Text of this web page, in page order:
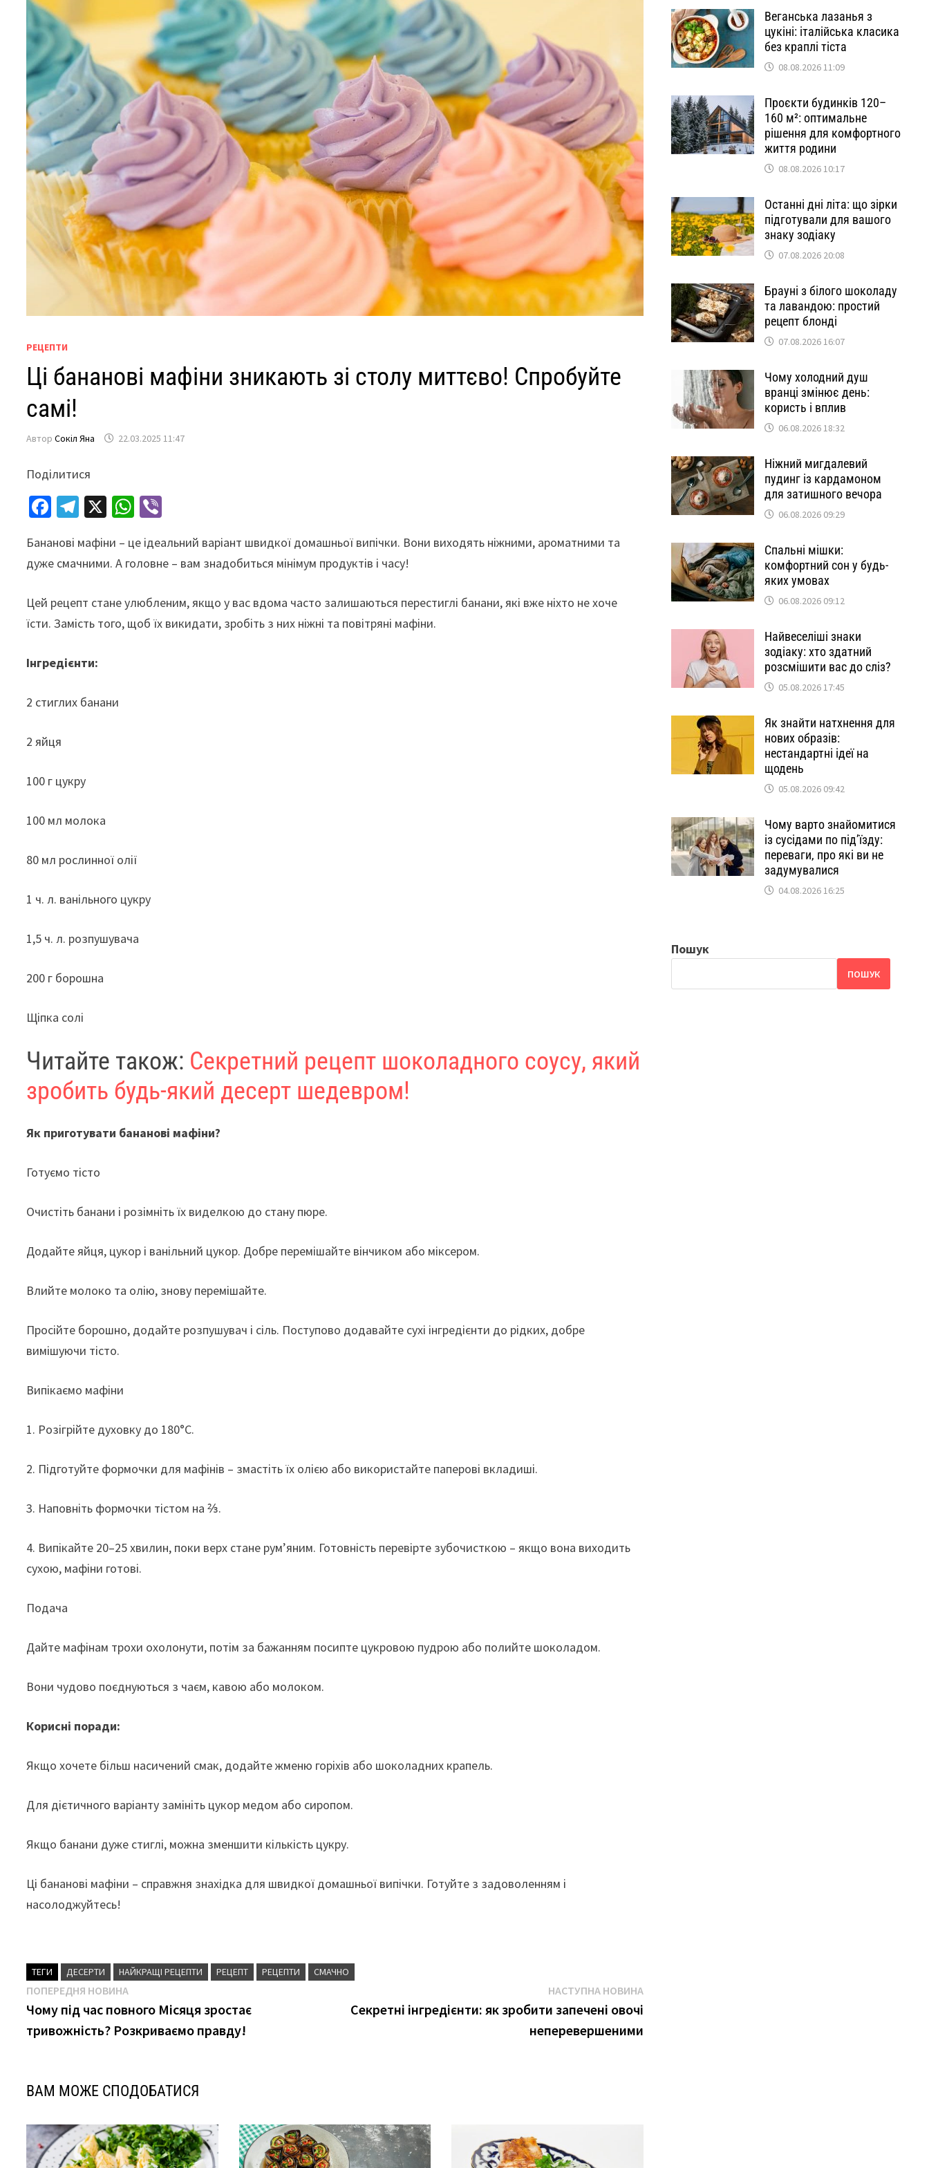
РЕЦЕПТИ
Ці бананові мафіни зникають зі столу миттєво! Спробуйте
самі!
АвторСокіл Яна 22.03.2025 11:47
Поділитися
Fa
b
o
o
k
Te
gr
a
m
X
W
at
sA
p
p
er
Бананові мафіни – це ідеальний варіант швидкої домашньої випічки. Вони виходять ніжними, ароматними та
дуже смачними. А головне – вам знадобиться мінімум продуктів і часу!
Цей рецепт стане улюбленим, якщо у вас вдома часто залишаються перестиглі банани, які вже ніхто не хоче
їсти. Замість того, щоб їх викидати, зробіть з них ніжні та повітряні мафіни.
Інгредієнти:
2 стиглих банани
2 яйця
100 г цукру
100 мл молока
80 мл рослинної олії
1 ч. л. ванільного цукру
1,5 ч. л. розпушувача
200 г борошна
Щіпка солі
Читайте також: Секретний рецепт шоколадного соусу, який
зробить будь-який десерт шедевром!
Як приготувати бананові мафіни?
Готуємо тісто
Очистіть банани і розімніть їх виделкою до стану пюре.
Додайте яйця, цукор і ванільний цукор. Добре перемішайте вінчиком або міксером.
Влийте молоко та олію, знову перемішайте.
Просійте борошно, додайте розпушувач і сіль. Поступово додавайте сухі інгредієнти до рідких, добре
вимішуючи тісто.
Випікаємо мафіни
1. Розігрійте духовку до 180°C.
2. Підготуйте формочки для мафінів – змастіть їх олією або використайте паперові вкладиші.
3. Наповніть формочки тістом на ⅔.
4. Випікайте 20–25 хвилин, поки верх стане рум’яним. Готовність перевірте зубочисткою – якщо вона виходить
сухою, мафіни готові.
Подача
Дайте мафінам трохи охолонути, потім за бажанням посипте цукровою пудрою або полийте шоколадом.
Вони чудово поєднуються з чаєм, кавою або молоком.
Корисні поради:
Якщо хочете більш насичений смак, додайте жменю горіхів або шоколадних крапель.
Для дієтичного варіанту замініть цукор медом або сиропом.
Якщо банани дуже стиглі, можна зменшити кількість цукру.
Ці бананові мафіни – справжня знахідка для швидкої домашньої випічки. Готуйте з задоволенням і
насолоджуйтесь!
ТЕГИ ДЕСЕРТИ НАЙКРАЩІ РЕЦЕПТИ РЕЦЕПТ РЕЦЕПТИ СМАЧНО
Навігація
записів
ПОПЕРЕДНЯ НОВИНАПопередня
новина
Чому під час повного Місяця зростає
тривожність? Розкриваємо правду!
НАСТУПНА НОВИНАНаступна
новина
Секретні інгредієнти: як зробити запечені овочі
неперевершеними
ВАМ МОЖЕ СПОДОБАТИСЯ
Веганська лазанья з
цукіні: італійська класика
без краплі тіста
08.08.2026 11:09
Проєкти будинків 120–
160 м²: оптимальне
рішення для комфортного
життя родини
08.08.2026 10:17
Останні дні літа: що зірки
підготували для вашого
знаку зодіаку
07.08.2026 20:08
Брауні з білого шоколаду
та лавандою: простий
рецепт блонді
07.08.2026 16:07
Чому холодний душ
вранці змінює день:
користь і вплив
06.08.2026 18:32
Ніжний мигдалевий
пудинг із кардамоном
для затишного вечора
06.08.2026 09:29
Спальні мішки:
комфортний сон у будь-
яких умовах
06.08.2026 09:12
Найвеселіші знаки
зодіаку: хто здатний
розсмішити вас до сліз?
05.08.2026 17:45
Як знайти натхнення для
нових образів:
нестандартні ідеї на
щодень
05.08.2026 09:42
Чому варто знайомитися
із сусідами по під’їзду:
переваги, про які ви не
задумувалися
04.08.2026 16:25
Пошук
ПОШУК